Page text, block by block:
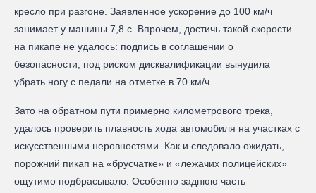
кресло при разгоне. Заявленное ускорение до 100 км/ч
занимает у машины 7,8 с. Впрочем, достичь такой скорости
на пикапе не удалось: подпись в соглашении о
безопасности, под риском дисквалификации вынудила
убрать ногу с педали на отметке в 70 км/ч.
Зато на обратном пути примерно километрового трека,
удалось проверить плавность хода автомобиля на участках с
искусственными неровностями. Как и следовало ожидать,
порожний пикап на «брусчатке» и «лежачих полицейских»
ощутимо подбрасывало. Особенно заднюю часть